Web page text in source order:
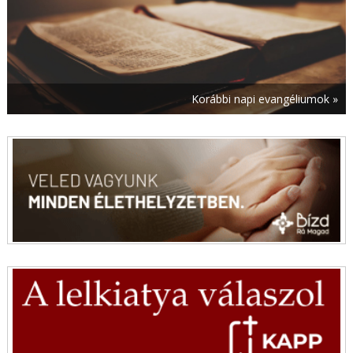
Laura versei és Mohi Sándor fotói
augusztus 8. | 12:28
Elhunyt Jakus Ottó kisegítő lelkész
augusztus 8. | 12:00
Loyolai Szent Ignác tanácsai nehézség idején
augusztus 8. | 6:00
Szent Domonkos áldozópap
augusztus 8. | 5:00
Útravaló – 2026. augusztus 8.
augusztus 8. | 0:01
Mai evangélium – 2026. augusztus 8.
augusztus 7. | 20:10
szerzetes a pannonhalmi bazilikában
augusztus 7. | 19:29
Minden szenvedés az édesanyához kiált – A
dunai svábok 65. fogadalmi zarándoklata
Korábbi napi evangéliumok »